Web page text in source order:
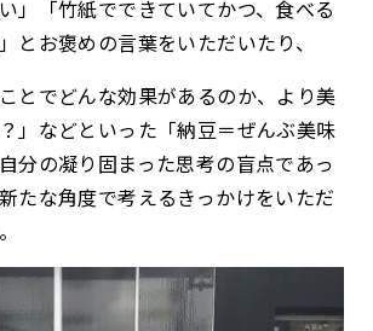
」「竹紙でできていてかつ、食べる
とお褒めの言葉をいただいたり、
とでどんな効果があるのか、より美
」などといった「納豆＝ぜんぶ美味
分の凝り固まった思考の盲点であっ
たな角度で考えるきっかけをいただ